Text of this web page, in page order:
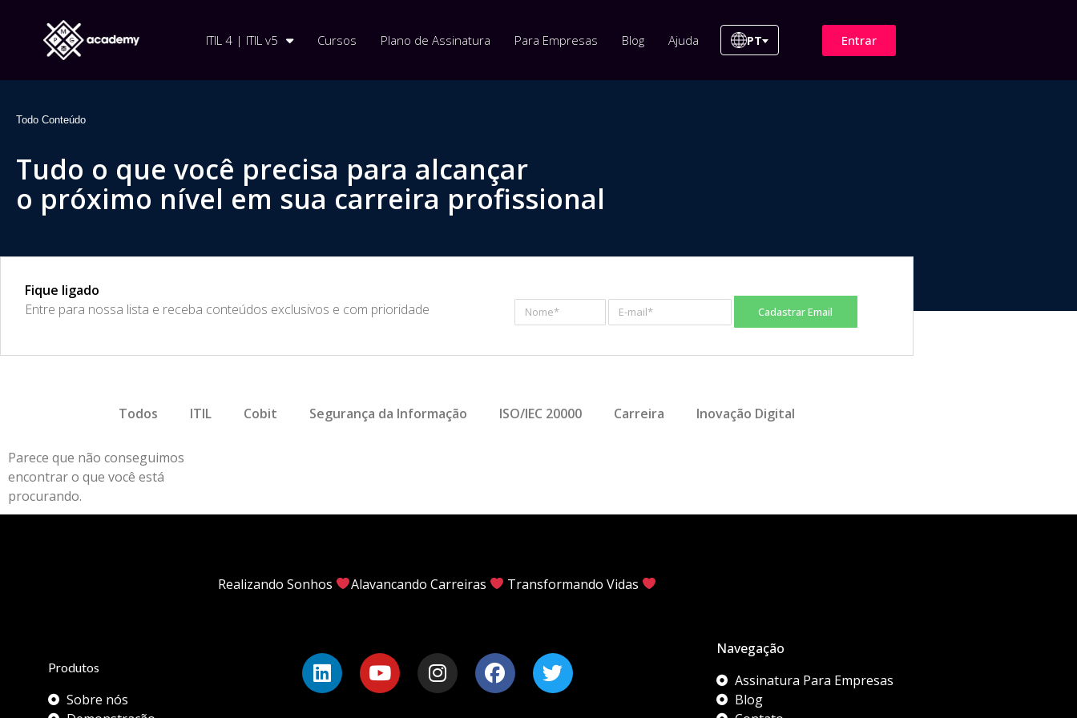
ITIL 4 | ITIL v5 Cursos Plano de Assinatura Para Empresas Blog Ajuda PT Entrar
Todo Conteúdo
Tudo o que você precisa para alcançar
o próximo nível em sua carreira profissional
Fique ligado
​Entre para nossa lista e receba conteúdos exclusivos e com prioridade
Cadastrar Email
Todos ITIL Cobit Segurança da Informação ISO/IEC 20000 Carreira Inovação Digital
Parece que não conseguimos
encontrar o que você está
procurando.
Produtos
Sobre nós
Realizando Sonhos Alavancando Carreiras Transformando Vidas
Navegação
Assinatura Para Empresas
Blog